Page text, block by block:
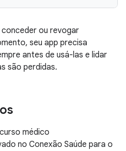
ou revogar
seu app precisa
antes de usá-las e lidar
são perdidas.
médico
no Conexão Saúde para o